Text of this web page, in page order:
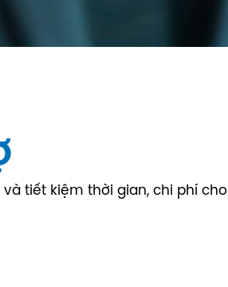
tiết kiệm thời gian, chi phí cho